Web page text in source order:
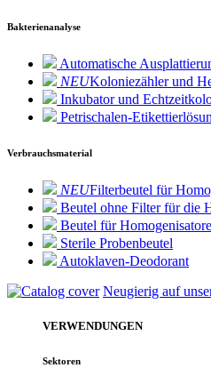
Bakterienanalyse
Automatische
NEUKoloniezähler und
Inkubator und
Petrischalen-
Verbrauchsmaterial
NEUFilterbeutel für
Beutel ohne Filter für die
Beutel für
Sterile Probenbeutel
Autoklaven-Deodorant
Neugierig auf
VERWENDUNGEN
Sektoren